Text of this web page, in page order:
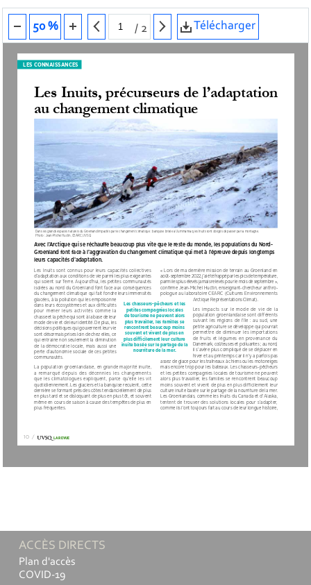
50 % / 2 Télécharger
10 / LA REVUE
Les  Inuits  sont  connus  pour  leurs  capacités  collectives
d’adaptation aux conditions de vie parmi les plus exigeantes
qui soient sur Terre. Aujourd’hui, les petites communautés
isolées au nord du Groenland font face aux conséquences
du changement climatique qui fait fondre leurs immensités
glacées, à la pollution qui les empoisonne
dans leurs écosystèmes et aux difficultés
pour  mener  leurs  activités  comme  la
chasse et la pêche qui sont à la base de leur
mode de vie et de leur identité. De plus, les
décisions politiques qui gouvernent leur vie
sont désormais prises loin de chez elles, ce
qui entraine non seulement la diminution
de la démocratie locale, mais aussi une
perte d’autonomie sociale de ces petites
communautés.
La population groenlandaise, en grande majorité inuite,
a  remarqué  depuis  des  décennies  les  changements
que les climatologues expliquent, parce qu’elle les vit
quotidiennement. Les glaciers et la banquise reculent, cette
dernière se formant près des côtes tendanciellement de plus
en plus tard et se disloquant de plus en plus tôt, et souvent
même en cours de saison à cause des tempêtes de plus en
plus fréquentes.
« Lors de ma dernière mission de terrain au Groenland en
août-septembre 2022, j’ai été frappé par les pics de température,
parmi les plus élevés jamais relevés pour le mois de septembre »,
confirme Jean-Michel Huctin, enseignant-chercheur anthro-
pologue au laboratoire CEARC (Cultures Environnements
Arctique Représentations Climat).
Les  impacts  sur  le  mode  de  vie  de  la
population groenlandaise sont différents
suivant  les  régions  de  l'île  :  au  sud,  une
petite agriculture se développe qui pourrait
permettre  de  diminuer  les  importations
de  fruits  et  légumes  en  provenance  du
Danemark, coûteuses et polluantes ; au nord,
il s’avère plus compliqué de se déplacer en
hiver et au printemps car il n'y a parfois pas
assez de glace pour les traîneaux à chiens ou les motoneiges
mais encore trop pour les bateaux. Les chasseurs-pêcheurs
et les petites compagnies locales de tourisme ne peuvent
alors plus travailler, les familles se rencontrent beaucoup
moins souvent et vivent de plus en plus difficilement leur
culture inuite basée sur le partage de la nourriture de la mer.
Les Groenlandais, comme les Inuits du Canada et d'Alaska,
tentent de trouver des solutions locales pour s’adapter,
comme ils l’ont toujours fait au cours de leur longue histoire,
Les Inuits, précurseurs de l’adaptation
au changement climatique
Avec l’Arctique qui se réchauffe beaucoup plus vite que le reste du monde, les populations du Nord-
Groenland font face à l’aggravation du changement climatique qui met à l’épreuve depuis longtemps
leurs capacités d’adaptation.
LES CONNAISSANCES
Dans les grands espaces naturels du Groenland impactés par le changement climatique : banquise brisée à Uummannaq, les Inuits sont obligés de passer par la montagne.
Photo : Jean-Michel Huctin, CEARC, UVSQ
Les chasseurs-pêcheurs et les
petites compagnies locales
de tourisme ne peuvent alors
plus travailler, les familles se
rencontrent beaucoup moins
souvent et vivent de plus en
plus difficilement leur culture
inuite basée sur le partage de la
nourriture de la mer.
ACCÈS DIRECTS
Plan d'accès
COVID-19